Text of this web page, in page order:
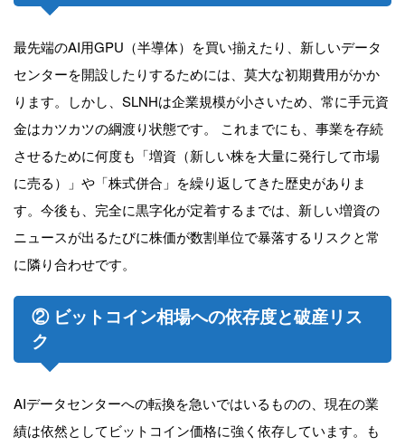
最先端のAI用GPU（半導体）を買い揃えたり、新しいデータ
センターを開設したりするためには、莫大な初期費用がかか
ります。しかし、SLNHは企業規模が小さいため、常に手元資
金はカツカツの綱渡り状態です。 これまでにも、事業を存続
させるために何度も「増資（新しい株を大量に発行して市場
に売る）」や「株式併合」を繰り返してきた歴史がありま
す。今後も、完全に黒字化が定着するまでは、新しい増資の
ニュースが出るたびに株価が数割単位で暴落するリスクと常
に隣り合わせです。
② ビットコイン相場への依存度と破産リス
ク
AIデータセンターへの転換を急いではいるものの、現在の業
績は依然としてビットコイン価格に強く依存しています。も